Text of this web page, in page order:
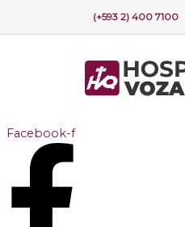
(+593 2) 400 7100
Facebook-f